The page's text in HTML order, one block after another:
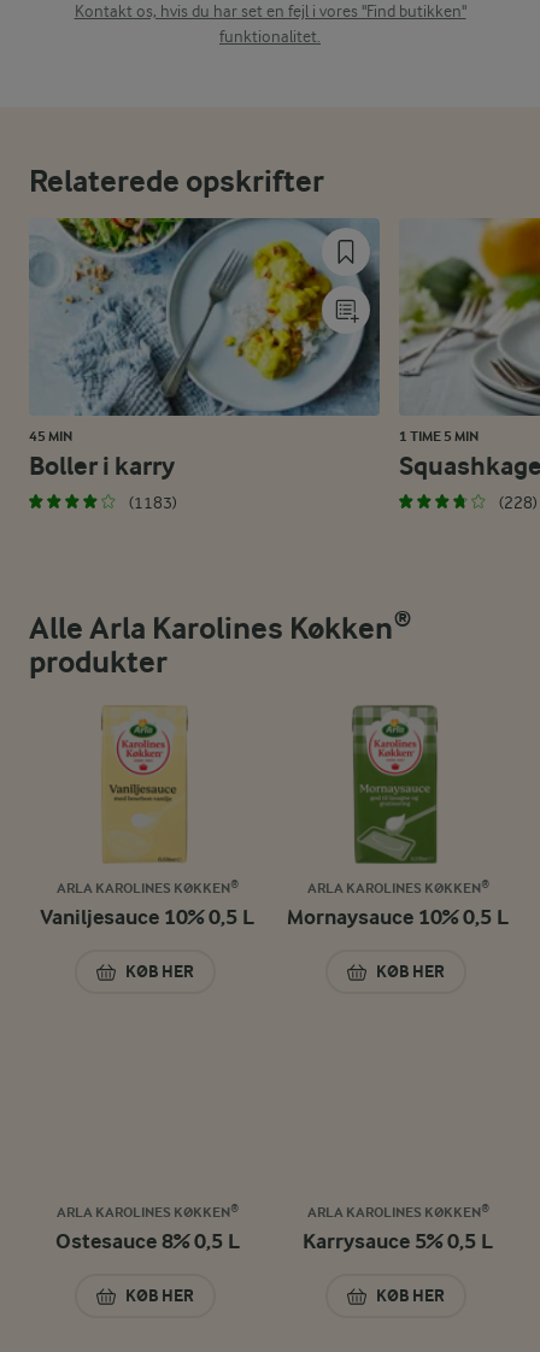
Kontakt os, hvis du har set en fejl i vores "Find butikken"
funktionalitet.
Relaterede opskrifter
45 MIN
Boller i karry
(1183)
1 TIME 5 MIN
(228)
Alle Arla Karolines Køkken®
produkter
ARLA KAROLINES KØKKEN®
Vaniljesauce 10% 0,5 L
KØB HER
VANILJESAUCE 10% 0,5 L
ARLA KAROLINES KØKKEN®
Mornaysauce 10% 0,5 L
KØB HER
MORNAYSAUCE
ARLA KAROLINES KØKKEN®
Ostesauce 8% 0,5 L
KØB HER
OSTESAUCE 8% 0,5 L
ARLA KAROLINES KØKKEN®
Karrysauce 5% 0,5 L
KØB HER
KARRYSAUCE 5%